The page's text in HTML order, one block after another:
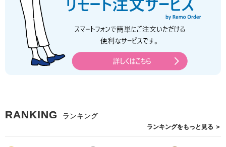
RANKING ランキング
ランキングをもっと見る ＞